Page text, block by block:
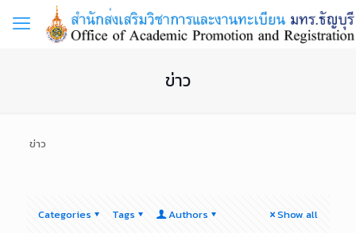
ข่าว
ข่าว
Categories Tags Authors Show all